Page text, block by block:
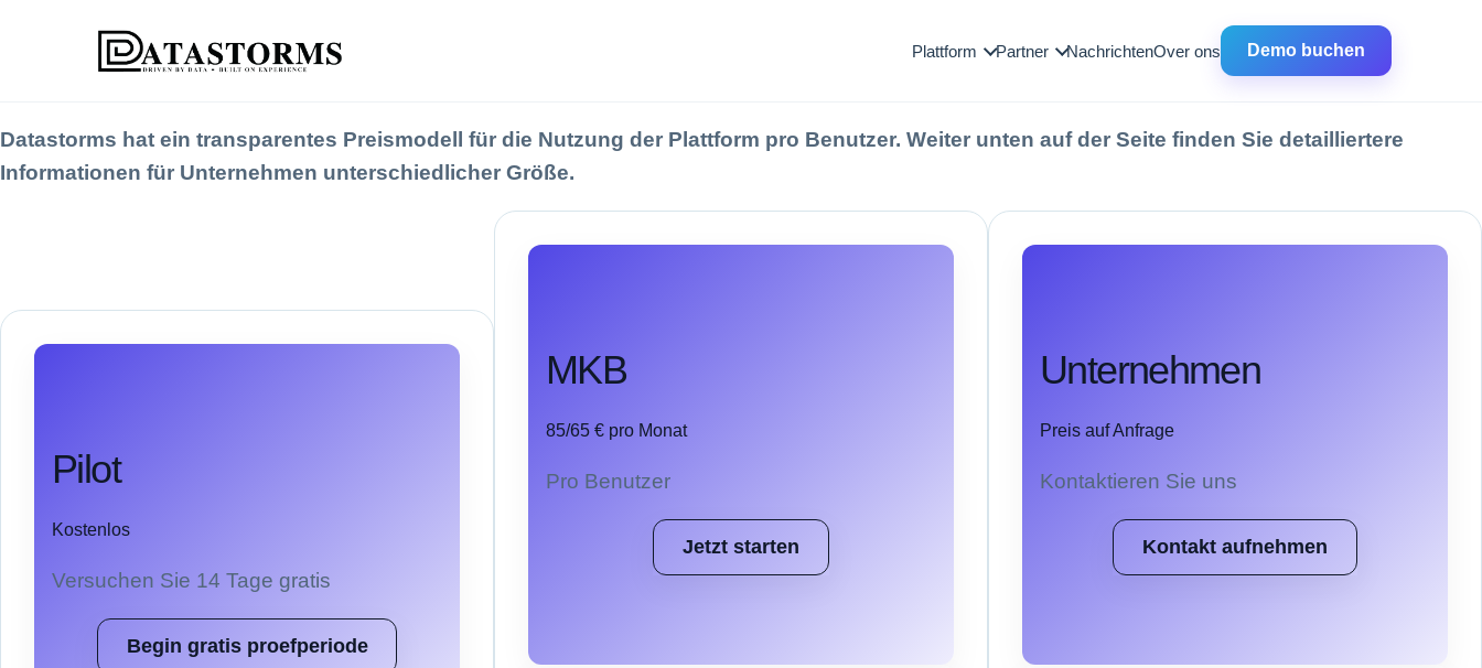
Plattform Partner NachrichtenOver ons Demo buchen
Datastorms hat ein transparentes Preismodell für die Nutzung der Plattform pro Benutzer. Weiter unten auf der Seite finden Sie detailliertere
Informationen für Unternehmen unterschiedlicher Größe.
Pilot
Kostenlos
Versuchen Sie 14 Tage gratis
Begin gratis proefperiode
MKB
85/65 € pro Monat
Pro Benutzer
Jetzt starten
Unternehmen
Preis auf Anfrage
Kontaktieren Sie uns
Kontakt aufnehmen